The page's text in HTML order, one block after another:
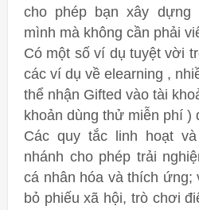
cho phép bạn xây dựng
mình mà không cần phải
Có một số ví dụ tuyệt vời
các ví dụ về elearning ,
thể nhận Gifted vào tài
khoản dùng thử miễn phí )
Các quy tắc linh hoạt
nhánh cho phép trải
cá nhân hóa và thích ứng;
bỏ phiếu xã hội, trò chơi